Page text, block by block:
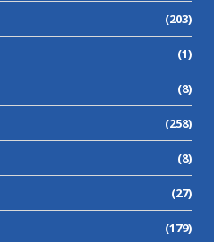
(203)
(1)
(8)
(258)
(8)
(27)
(179)